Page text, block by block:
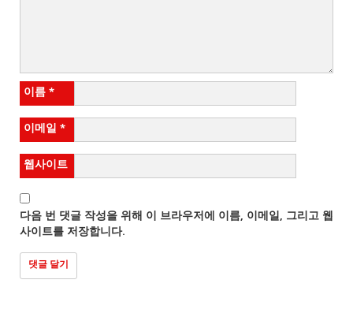
이름*
이메일 *
웹사이트
다음 번 댓글 작성을 위해 이 브라우저에 이름, 이메일, 그리고 웹
사이트를 저장합니다.